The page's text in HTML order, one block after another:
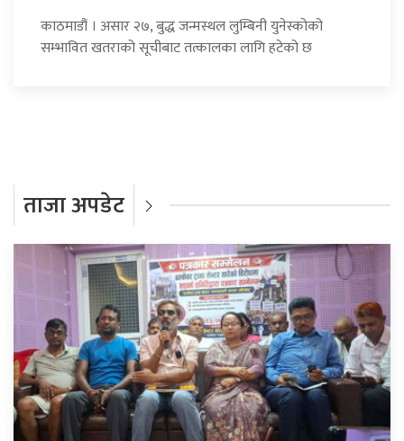
काठमाडौं । असार २७, बुद्ध जन्मस्थल लुम्बिनी युनेस्कोको
सम्भावित खतराको सूचीबाट तत्कालका लागि हटेको छ
ताजा अपडेट